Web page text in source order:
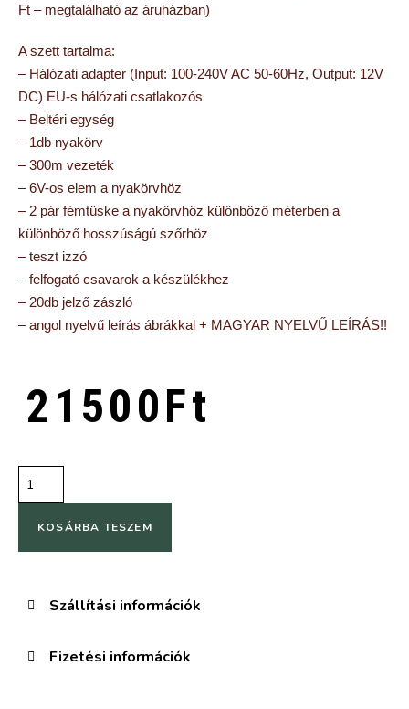
Ft – megtalálható az áruházban)
A szett tartalma:
– Hálózati adapter (Input: 100-240V AC 50-60Hz, Output: 12V
DC) EU-s hálózati csatlakozós
– Beltéri egység
– 1db nyakörv
– 300m vezeték
– 6V-os elem a nyakörvhöz
– 2 pár fémtüske a nyakörvhöz különböző méterben a
különböző hosszúságú szőrhöz
– teszt izzó
– felfogató csavarok a készülékhez
– 20db jelző zászló
– angol nyelvű leírás ábrákkal + MAGYAR NYELVŰ LEÍRÁS!!
21500Ft
KOSÁRBA TESZEM
Szállítási információk
Fizetési információk